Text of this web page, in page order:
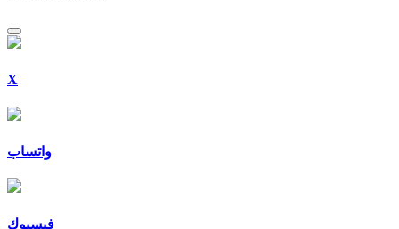
X
واتساب
فيسبوك